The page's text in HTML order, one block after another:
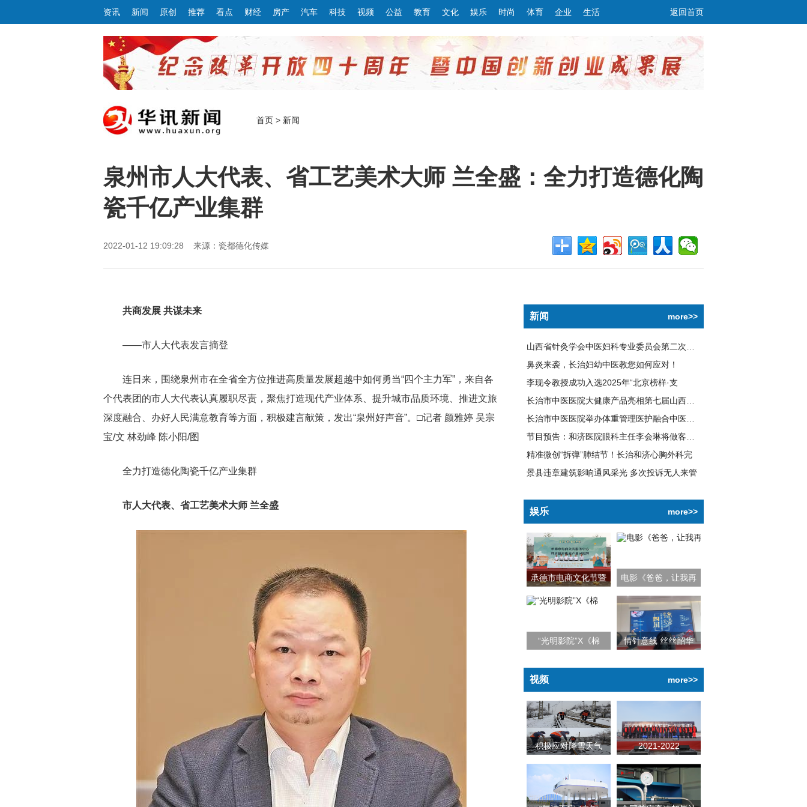
资讯 新闻 原创 推荐 看点 财经 房产 汽车 科技 视频 公益 教育 文化 娱乐 时尚 体育 企业 生活 返回首页
首页 > 新闻
泉州市人大代表、省工艺美术大师 兰全盛：全力打造德化陶
瓷千亿产业集群
2022-01-12 19:09:28 来源：瓷都德化传媒
共商发展 共谋未来
——市人大代表发言摘登
连日来，围绕泉州市在全省全方位推进高质量发展超越中如何勇当“四个主力军”，来自各
个代表团的市人大代表认真履职尽责，聚焦打造现代产业体系、提升城市品质环境、推进文旅
深度融合、办好人民满意教育等方面，积极建言献策，发出“泉州好声音”。□记者 颜雅婷 吴宗
宝/文 林劲峰 陈小阳/图
全力打造德化陶瓷千亿产业集群
市人大代表、省工艺美术大师 兰全盛
more>>
新闻
鼻炎来袭，长治妇幼中医教您如何应对！
李现令教授成功入选2025年“北京榜样·支
精准微创“拆弹”肺结节！长治和济心胸外科完
景县违章建筑影响通风采光 多次投诉无人来管
more>>
娱乐
承德市电商文化节暨 电影《爸爸，让我再
“光明影院”X《棉 情针意线 丝丝韶华
more>>
视频
积极应对降雪天气 2021-2022